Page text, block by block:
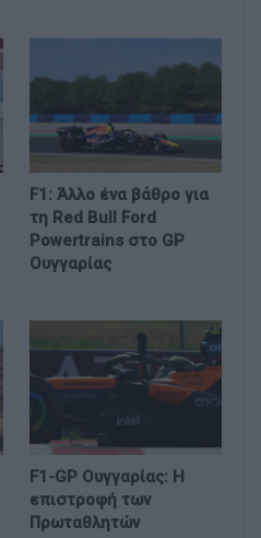
F1: Άλλο ένα βάθρο για
τη Red Bull Ford
Powertrains στο GP
Ουγγαρίας
F1-GP Ουγγαρίας: Η
επιστροφή των
Πρωταθλητών